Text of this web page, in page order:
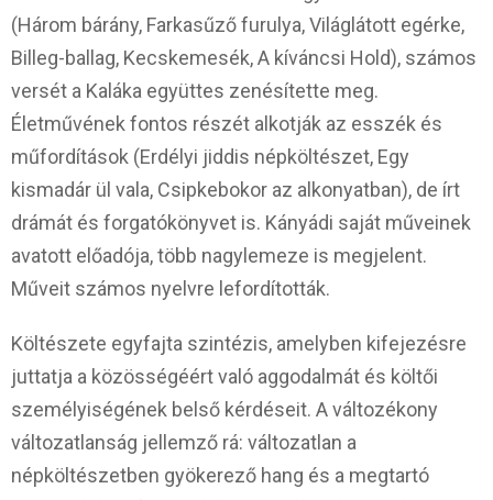
(Három bárány, Farkasűző furulya, Világlátott egérke,
Billeg-ballag, Kecskemesék, A kíváncsi Hold), számos
versét a Kaláka együttes zenésítette meg.
Életművének fontos részét alkotják az esszék és
műfordítások (Erdélyi jiddis népköltészet, Egy
kismadár ül vala, Csipkebokor az alkonyatban), de írt
drámát és forgatókönyvet is. Kányádi saját műveinek
avatott előadója, több nagylemeze is megjelent.
Műveit számos nyelvre lefordították.
Költészete egyfajta szintézis, amelyben kifejezésre
juttatja a közösségéért való aggodalmát és költői
személyiségének belső kérdéseit. A változékony
változatlanság jellemző rá: változatlan a
népköltészetben gyökerező hang és a megtartó